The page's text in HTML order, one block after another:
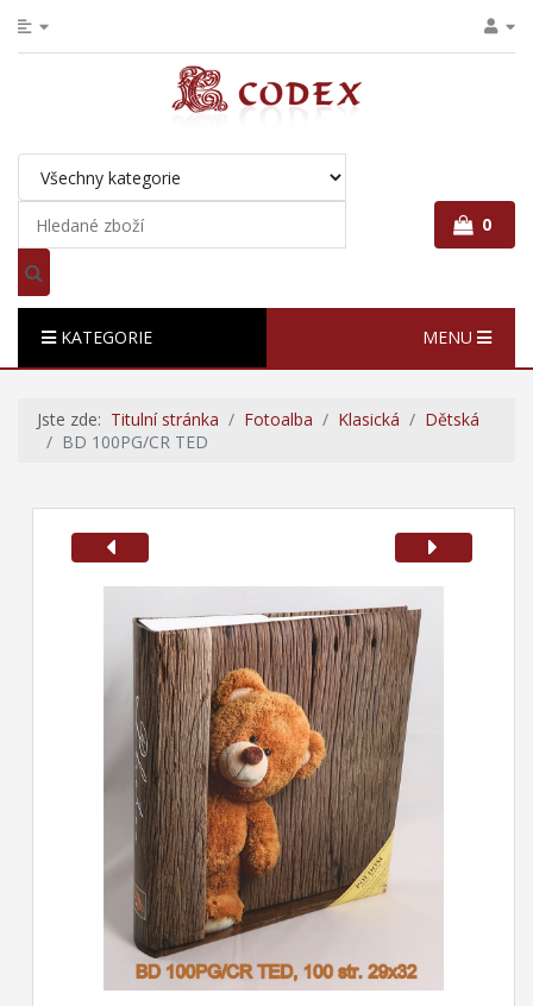
0
KATEGORIE MENU
Jste zde: Titulní stránka Fotoalba Klasická
Dětská
BD 100PG/CR TED